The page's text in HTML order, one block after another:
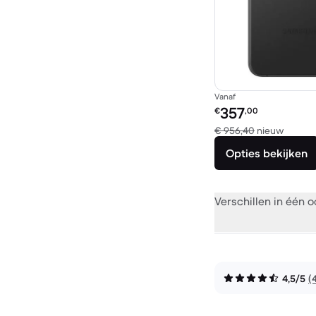
Vanaf
Refurbished prijs:
€357,00
€ 956,40 nieuw
Opties bekijken
Verschillen in één
4,5/5